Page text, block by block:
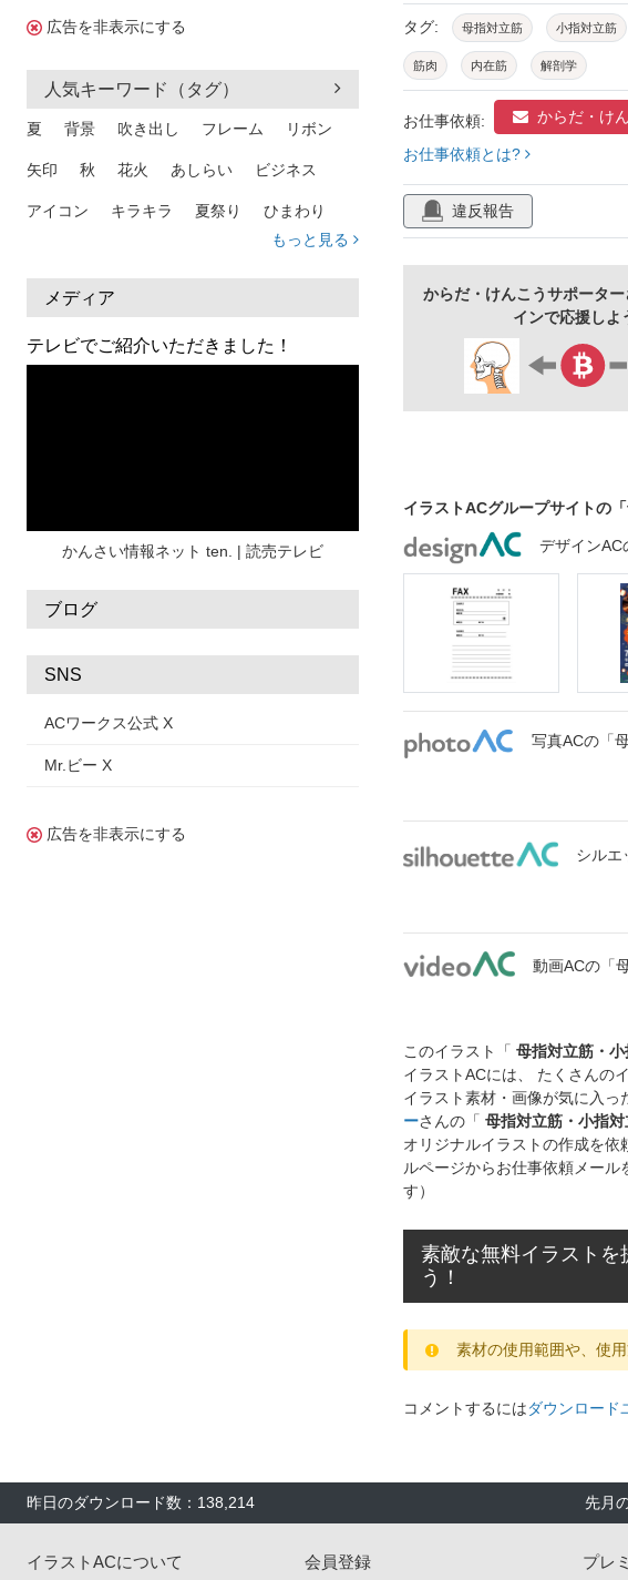
広告を非表示にする
人気キーワード（タグ）
夏 背景 吹き出し フレーム リボン
矢印 秋 花火 あしらい ビジネス
アイコン キラキラ 夏祭り ひまわり
熱中症
人物 暑中見舞い
日本地図 海
もっと見る
メディア
テレビでご紹介いただきました！
かんさい情報ネット ten. | 読売テレビ
ブログ
SNS
ACワークス公式 X
Mr.ビー X
広告を非表示にする
タグ: 母指対立筋 小指対立筋
筋肉 内在筋 解剖学
お仕事依頼: からだ・け
お仕事依頼とは?
違反報告
からだ・けんこうサポータ
インで応援しよ
イラストACグループサイトの
デザインAC
写真ACの「
シルエ
動画ACの「
このイラスト「 母指対立筋・
イラストACには、 たくさんの
イラスト素材・画像が気に入っ
ーさんの「 母指対立筋・小指対
オリジナルイラストの作成を依
ルページからお仕事依頼メー
す）
素敵な無料イラスト
う！
素材の使用範囲や、使
コメントするにはダウンロード
昨日のダウンロード数：138,214 先月
イラストACについて 会員登録 プレ